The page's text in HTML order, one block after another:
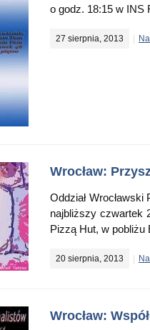
o godz. 18:15 w INS
27 sierpnia, 2013
Wrocław:
Oddział
najbliższy czwartek
Pizzą Hut, w pobliżu
20 sierpnia, 2013
Wrocław: